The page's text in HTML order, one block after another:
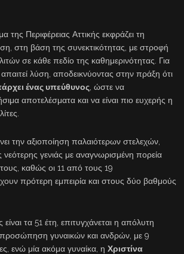
της Περιφέρειας Αττικής εκφράζει τη
στη βάση της συνεκτικότητας, με στροφή
σε κάθε πεδίο της καθημερινότητας. Για
λύση, αποδεικνύοντας στην πράξη ότι
ένας υπεύθυνος , ώστε να
αποτελέσματα και να είναι πιο ευχερής η
την αξιοποίηση παλαιότερων στελεχών,
νεότερης γενιάς με αναγνωρισμένη πορεία
καθώς οι 11 από τους 19
πρότερη εμπειρία και στους δύο βαθμούς
τα 51 έτη, επιτυγχάνεται η απόλυτη
γυναικών και ανδρών, με 9
ενώ μία ακόμα γυναίκα, η Χριστίνα